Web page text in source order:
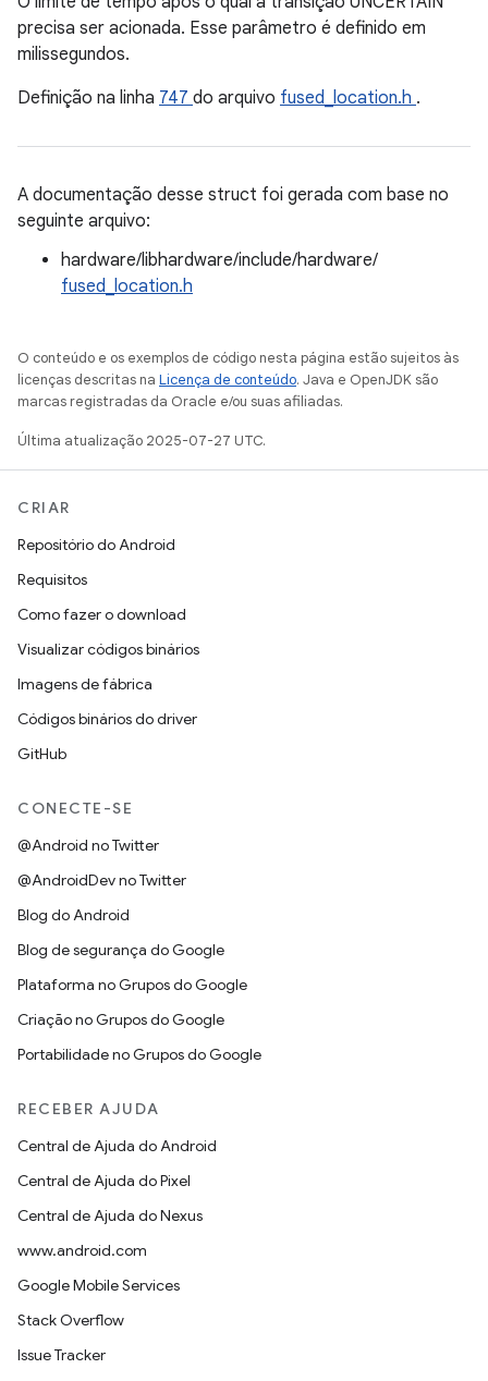
precisa ser acionada. Esse parâmetro é definido em
milissegundos.
Definição na linha 747 do arquivo fused_location.h .
A documentação desse struct foi gerada com base no
seguinte arquivo:
hardware/libhardware/include/hardware/
fused_location.h
O conteúdo e os exemplos de código nesta página estão sujeitos às
licenças descritas na Licença de conteúdo. Java e OpenJDK são
marcas registradas da Oracle e/ou suas afiliadas.
Última atualização 2025-07-27 UTC.
CRIAR
Repositório do Android
Requisitos
Como fazer o download
Visualizar códigos binários
Imagens de fábrica
Códigos binários do driver
GitHub
CONECTE-SE
@Android no Twitter
@AndroidDev no Twitter
Blog do Android
Blog de segurança do Google
Plataforma no Grupos do Google
Criação no Grupos do Google
Portabilidade no Grupos do Google
RECEBER AJUDA
Central de Ajuda do Android
Central de Ajuda do Pixel
Central de Ajuda do Nexus
www.android.com
Google Mobile Services
Stack Overflow
Issue Tracker